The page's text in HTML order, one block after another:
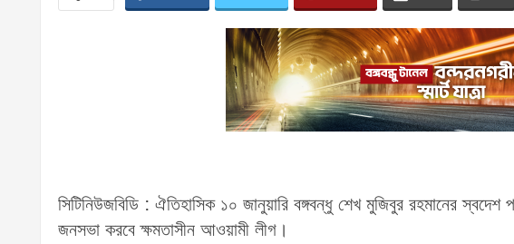
সিটিনিউজবিডি : ঐতিহাসিক ১০ জানুয়ারি বঙ্গবন্ধু শেখ মুজিবুর রহমানের স্বদেশ
জনসভা করবে ক্ষমতাসীন আওয়ামী লীগ।